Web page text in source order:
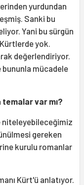
yurdundan
Sanki bu
Yani bu sürgün
yok.
değerlendiriyor.
mücadele
temalar var mı?
niteleyebileceğimiz
gereken
kurulu romanlar
Kürt'ü anlatıyor.